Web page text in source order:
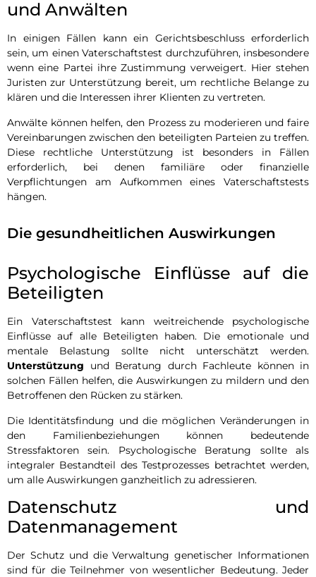
und Anwälten
In einigen Fällen kann ein Gerichtsbeschluss erforderlich
sein, um einen Vaterschaftstest durchzuführen, insbesondere
wenn eine Partei ihre Zustimmung verweigert. Hier stehen
Juristen zur Unterstützung bereit, um rechtliche Belange zu
klären und die Interessen ihrer Klienten zu vertreten.
Anwälte können helfen, den Prozess zu moderieren und faire
Vereinbarungen zwischen den beteiligten Parteien zu treffen.
Diese rechtliche Unterstützung ist besonders in Fällen
erforderlich, bei denen familiäre oder finanzielle
Verpflichtungen am Aufkommen eines Vaterschaftstests
hängen.
Die gesundheitlichen Auswirkungen
Psychologische Einflüsse auf die
Beteiligten
Ein Vaterschaftstest kann weitreichende psychologische
Einflüsse auf alle Beteiligten haben. Die emotionale und
mentale Belastung sollte nicht unterschätzt werden.
Unterstützung und Beratung durch Fachleute können in
solchen Fällen helfen, die Auswirkungen zu mildern und den
Betroffenen den Rücken zu stärken.
Die Identitätsfindung und die möglichen Veränderungen in
den Familienbeziehungen können bedeutende
Stressfaktoren sein. Psychologische Beratung sollte als
integraler Bestandteil des Testprozesses betrachtet werden,
um alle Auswirkungen ganzheitlich zu adressieren.
Datenschutz und
Datenmanagement
Der Schutz und die Verwaltung genetischer Informationen
sind für die Teilnehmer von wesentlicher Bedeutung. Jeder